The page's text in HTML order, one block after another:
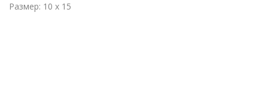
Размер: 10 x 15